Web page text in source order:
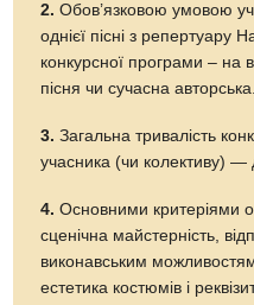
2. Обов’язковою умовою
однієї пісні з репертуару
конкурсної програми – на
пісня чи сучасна авторська.
3. Загальна тривалість
учасника (чи колективу) —
4. Основними критеріями
сценічна майстерність,
виконавським можливостям
естетика костюмів і